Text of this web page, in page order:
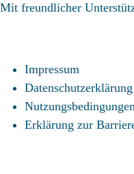
Mit freundlicher
Impressum
Datenschutzerklärung
Erklärung zur